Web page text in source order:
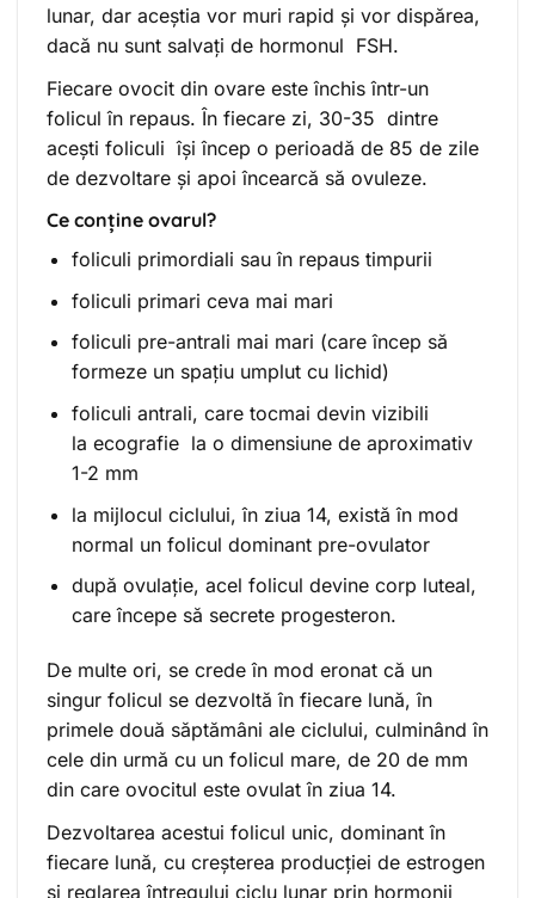
lunar, dar aceștia vor muri rapid și vor dispărea,
dacă nu sunt salvați de hormonul FSH.
Fiecare ovocit din ovare este închis într-un
folicul în repaus. În fiecare zi, 30-35 dintre
acești foliculi își încep o perioadă de 85 de zile
de dezvoltare și apoi încearcă să ovuleze.
Ce conține ovarul?
foliculi primordiali sau în repaus timpurii
foliculi primari ceva mai mari
foliculi pre-antrali mai mari (care încep să
formeze un spațiu umplut cu lichid)
foliculi antrali, care tocmai devin vizibili
la ecografie la o dimensiune de aproximativ
1-2 mm
la mijlocul ciclului, în ziua 14, există în mod
normal un folicul dominant pre-ovulator
după ovulație, acel folicul devine corp luteal,
care începe să secrete progesteron.
De multe ori, se crede în mod eronat că un
singur folicul se dezvoltă în fiecare lună, în
primele două săptămâni ale ciclului, culminând în
cele din urmă cu un folicul mare, de 20 de mm
din care ovocitul este ovulat în ziua 14.
Dezvoltarea acestui folicul unic, dominant în
fiecare lună, cu creșterea producției de estrogen
și reglarea întregului ciclu lunar prin hormonii